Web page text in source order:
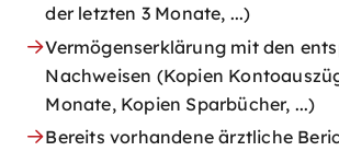
der letzten 3 Monate, ...)
Vermögenserklärung mit den
Nachweisen (Kopien
Monate, Kopien Sparbücher, ...)
Bereits vorhandene ärztliche